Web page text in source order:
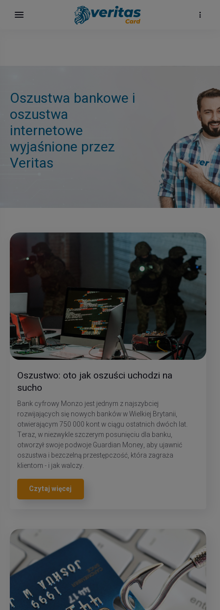
Oszustwa bankowe i
oszustwa
internetowe
wyjaśnione przez
Veritas
Oszustwo: oto jak oszuści uchodzi na
sucho
Bank cyfrowy Monzo jest jednym z najszybciej
rozwijających się nowych banków w Wielkiej Brytanii,
otwierającym 750 000 kont w ciągu ostatnich dwóch lat.
Teraz, w niezwykle szczerym posunięciu dla banku,
otworzył swoje podwoje Guardian Money, aby ujawnić
oszustwa i bezczelną przestępczość, która zagraża
klientom - i jak walczy.
Czytaj więcej